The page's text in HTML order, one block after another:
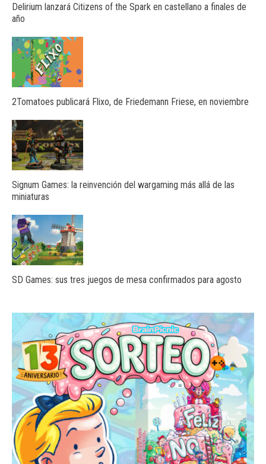
Delirium lanzará Citizens of the Spark en castellano a finales de
año
2Tomatoes publicará Flixo, de Friedemann Friese, en noviembre
Signum Games: la reinvención del wargaming más allá de las
miniaturas
SD Games: sus tres juegos de mesa confirmados para agosto